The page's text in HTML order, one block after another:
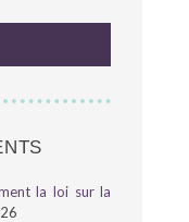
la loi sur la